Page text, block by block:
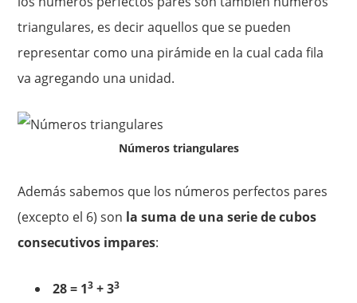
triangulares, es decir aquellos que se pueden
representar como una pirámide en la cual cada fila
va agregando una unidad.
Números triangulares
Además sabemos que los números perfectos pares
(excepto el 6) son la suma de una serie de cubos
consecutivos impares:
28 = 13 + 33